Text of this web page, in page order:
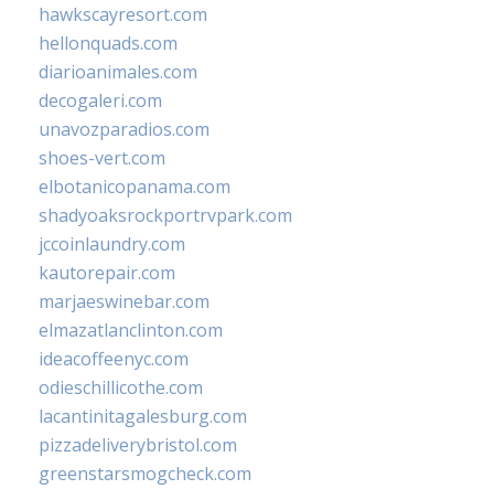
hawkscayresort.com
hellonquads.com
diarioanimales.com
decogaleri.com
unavozparadios.com
shoes-vert.com
elbotanicopanama.com
shadyoaksrockportrvpark.com
jccoinlaundry.com
kautorepair.com
marjaeswinebar.com
elmazatlanclinton.com
ideacoffeenyc.com
odieschillicothe.com
lacantinitagalesburg.com
pizzadeliverybristol.com
greenstarsmogcheck.com